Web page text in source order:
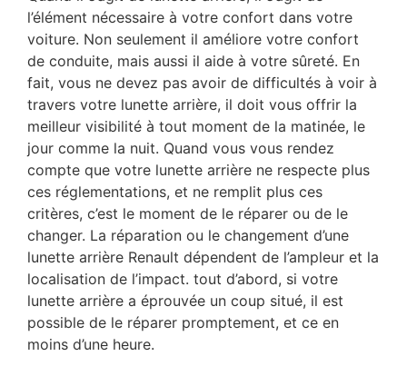
l’élément nécessaire à votre confort dans votre
voiture. Non seulement il améliore votre confort
de conduite, mais aussi il aide à votre sûreté. En
fait, vous ne devez pas avoir de difficultés à voir à
travers votre lunette arrière, il doit vous offrir la
meilleur visibilité à tout moment de la matinée, le
jour comme la nuit. Quand vous vous rendez
compte que votre lunette arrière ne respecte plus
ces réglementations, et ne remplit plus ces
critères, c’est le moment de le réparer ou de le
changer. La réparation ou le changement d’une
lunette arrière Renault dépendent de l’ampleur et la
localisation de l’impact. tout d’abord, si votre
lunette arrière a éprouvée un coup situé, il est
possible de le réparer promptement, et ce en
moins d’une heure.